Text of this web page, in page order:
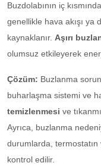
Buzdolabının iç
genellikle hava akışı ya
kaynaklanır. Aşırı
olumsuz etkileyerek
Çözüm: Buzlanma
buharlaşma sistemi ve
temizlenmesi ve
Ayrıca, buzlanma
durumlarda, termostatın
kontrol edilir.